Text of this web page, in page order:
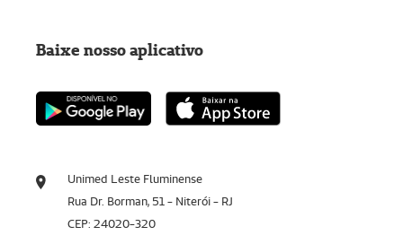
Unimed Leste Fluminense
Rua Dr. Borman, 51 - Niterói - RJ
CEP: 24020-320
Baixe nosso aplicativo